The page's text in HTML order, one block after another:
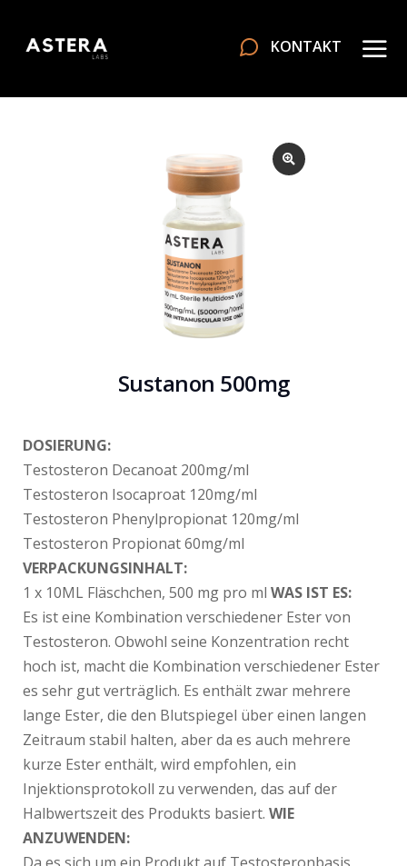
KONTAKT
Sustanon 500mg
DOSIERUNG:
Testosteron Decanoat 200mg/ml
Testosteron Isocaproat 120mg/ml
Testosteron Phenylpropionat 120mg/ml
Testosteron Propionat 60mg/ml
VERPACKUNGSINHALT:
1 x 10ML Fläschchen, 500 mg pro ml WAS IST ES:
Es ist eine Kombination verschiedener Ester von
Testosteron. Obwohl seine Konzentration recht
hoch ist, macht die Kombination verschiedener Ester
es sehr gut verträglich. Es enthält zwar mehrere
lange Ester, die den Blutspiegel über einen langen
Zeitraum stabil halten, aber da es auch mehrere
kurze Ester enthält, wird empfohlen, ein
Injektionsprotokoll zu verwenden, das auf der
Halbwertszeit des Produkts basiert. WIE
ANZUWENDEN: